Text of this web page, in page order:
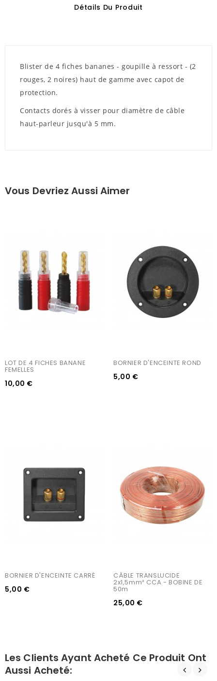
Détails Du Produit
Blister de 4 fiches bananes - goupille à ressort - (2
rouges, 2 noires) haut de gamme avec capot de
protection.
Contacts dorés à visser pour diamètre de câble
haut-parleur jusqu'à 5 mm.
Vous Devriez Aussi Aimer
LOT DE 4 FICHES BANANE
FEMELLES
10,00 €
BORNIER D'ENCEINTE ROND
5,00 €
BORNIER D'ENCEINTE CARRÉ
5,00 €
CÂBLE TRANSLUCIDE
2x1,5mm² CCA - BOBINE DE
50m
25,00 €
Les Clients Ayant Acheté Ce Produit Ont
Aussi Acheté: